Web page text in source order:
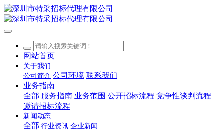
网站首页
关于我们
公司简介 公司环境 联系我们
业务指南
全部 服务指南 业务范围 公开招标流程 竞争性谈判流程
邀请招标流程
新闻动态
全部 行业资讯 企业新闻